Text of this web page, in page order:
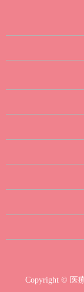
Copyright © 医